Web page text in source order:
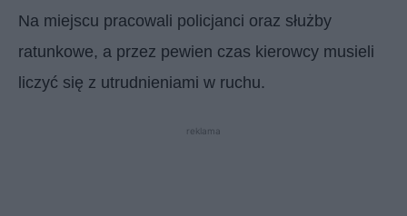
Na miejscu pracowali policjanci oraz służby
ratunkowe, a przez pewien czas kierowcy musieli
liczyć się z utrudnieniami w ruchu.
reklama